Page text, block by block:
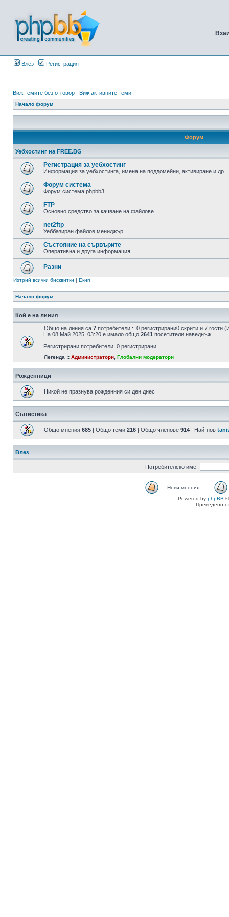
Влез Регистрация
Виж темите без отговор | Виж активните теми
Начало форум
Форум
Уебхостинг на FREE.BG
Регистрация за уебхостинг
Информация за уебхостинга, имена на поддомейни, активиране и др.
Форум система
Форум система phpbb3
FTP
Основно средство за качване на файлове
net2ftp
Уеббазиран файлов мениджър
Състояние на сървърите
Оперативна и друга информация
Разни
Изтрий всички бисквитки | Екип
Начало форум
Кой е на линия
Общо на линия са 7 потребители :: 0 регистрирани0 скрити и 7
На 08 Май 2025, 03:20 е имало общо 2641 посетители наведнъж.
Регистрирани потребители: 0 регистрирани
Легенда :: Администратори Глобални модератори
Рожденници
Никой не празнува рожденния си ден днес
Статистика
Общо мнения 685 | Общо теми 216 | Общо членове 914 | Най-нов
Влез
Потребителско име:
Нови мнения
Powered by phpBB
Преведено